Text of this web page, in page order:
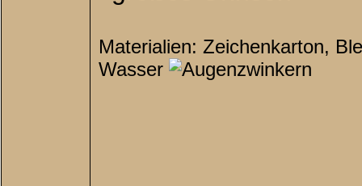
Materialien: Zeichenkarton,
Wasser